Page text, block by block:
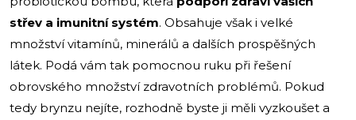
střev a imunitní systém. Obsahuje však i velké
množství vitamínů, minerálů a dalších prospěšných
látek. Podá vám tak pomocnou ruku při řešení
obrovského množství zdravotních problémů. Pokud
tedy brynzu nejíte, rozhodně byste ji měli vyzkoušet a